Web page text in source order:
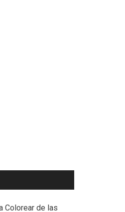
Colorear de las